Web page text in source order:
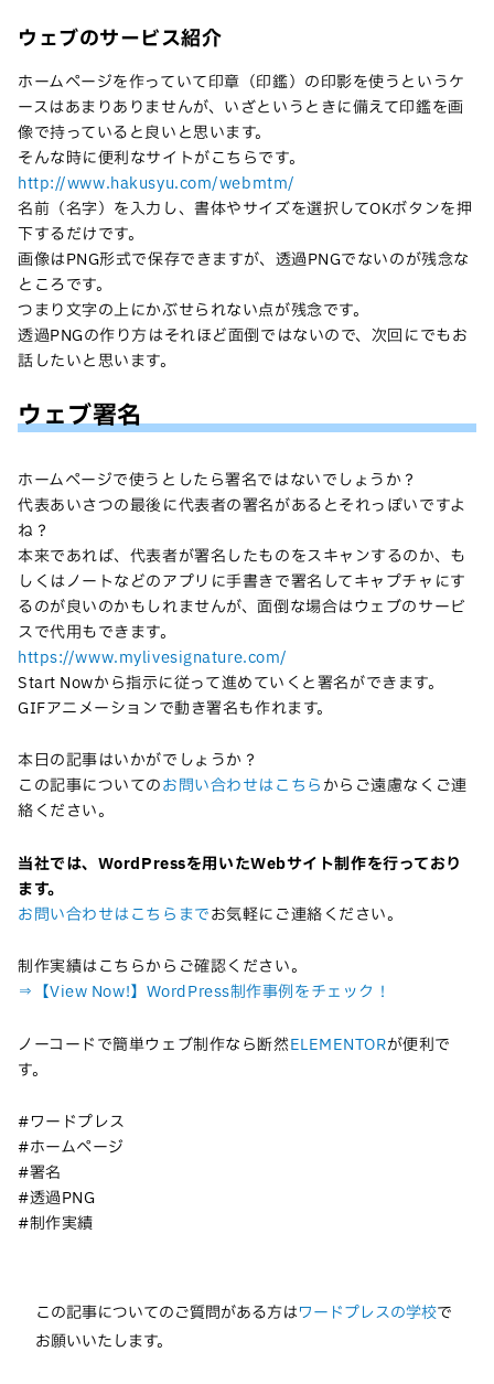
ウェブのサービス紹介
ホームページを作っていて印章（印鑑）の印影を使うというケ
ースはあまりありませんが、いざというときに備えて印鑑を画
像で持っていると良いと思います。
そんな時に便利なサイトがこちらです。
http://www.hakusyu.com/webmtm/
名前（名字）を入力し、書体やサイズを選択してOKボタンを押
下するだけです。
画像はPNG形式で保存できますが、透過PNGでないのが残念な
ところです。
つまり文字の上にかぶせられない点が残念です。
透過PNGの作り方はそれほど面倒ではないので、次回にでもお
話したいと思います。
ウェブ署名
ホームページで使うとしたら署名ではないでしょうか？
代表あいさつの最後に代表者の署名があるとそれっぽいですよ
ね？
本来であれば、代表者が署名したものをスキャンするのか、も
しくはノートなどのアプリに手書きで署名してキャプチャにす
るのが良いのかもしれませんが、面倒な場合はウェブのサービ
スで代用もできます。
https://www.mylivesignature.com/
Start Nowから指示に従って進めていくと署名ができます。
GIFアニメーションで動き署名も作れます。
本日の記事はいかがでしょうか？
この記事についてのお問い合わせはこちらからご遠慮なくご連
絡ください。
当社では、WordPressを用いたWebサイト制作を行っており
ます。
お問い合わせはこちらまでお気軽にご連絡ください。
制作実績はこちらからご確認ください。
⇒【View Now!】WordPress制作事例をチェック！
ノーコードで簡単ウェブ制作なら断然ELEMENTORが便利で
す。
#ワードプレス
#ホームページ
#署名
#透過PNG
#制作実績
この記事についてのご質問がある方はワードプレスの学校で
お願いいたします。